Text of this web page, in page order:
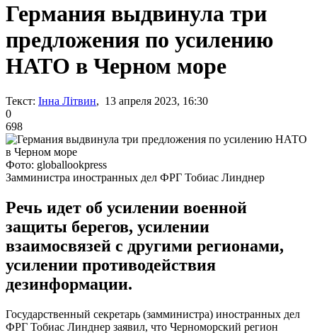
Германия выдвинула три
предложения по усилению
НАТО в Черном море
Текст: Інна Літвин, 13 апреля 2023, 16:30
0
698
Фото: globallookpress
Замминистра иностранных дел ФРГ Тобиас Линднер
Речь идет об усилении военной
защиты берегов, усилении
взаимосвязей с другими регионами,
усилении противодействия
дезинформации.
Государственный секретарь (замминистра) иностранных дел
ФРГ Тобиас Линднер заявил, что Черноморский регион